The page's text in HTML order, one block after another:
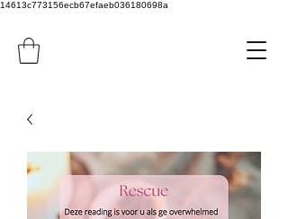
14613c773156ecb67efaeb036180698a